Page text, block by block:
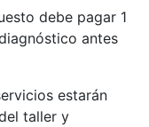
debe pagar 1
antes
estarán
taller y